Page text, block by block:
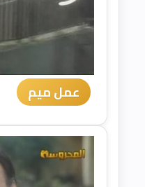
عمل ميم